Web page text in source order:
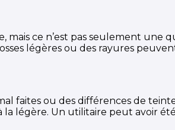
ce n’est pas seulement une
légères ou des rayures
faites ou des différences de
légère. Un utilitaire peut avoir